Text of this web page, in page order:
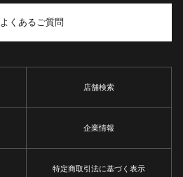
よくあるご質問
店舗検索
企業情報
特定商取引法に基づく表示